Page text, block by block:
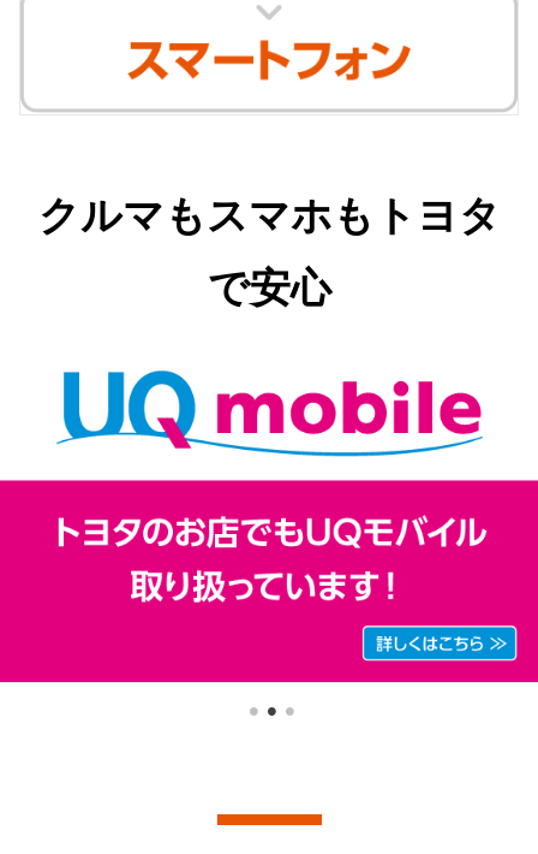
クルマもスマホもトヨタ
で安心